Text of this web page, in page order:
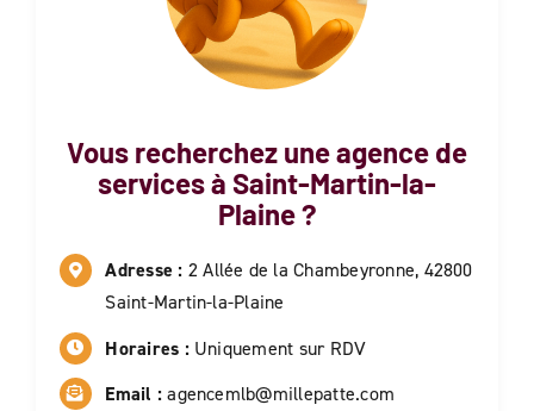
Vous recherchez une agence de
services à Saint-Martin-la-
Plaine?
Adresse : 2 Allée de la Chambeyronne, 42800
Saint-Martin-la-Plaine
Horaires : Uniquement sur RDV
Email : agencemlb@millepatte.com